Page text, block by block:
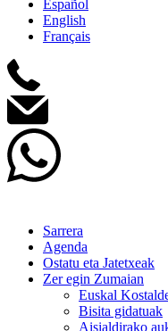
Español
English
Français
Sarrera
Agenda
Ostatu eta Jatetxeak
Zer egin Zumaian
Euskal
Bisita gidatuak
Aisialdirako